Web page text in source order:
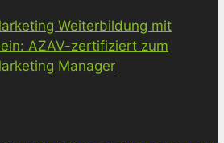
Weiterbildung mit
AZAV-zertifiziert zum
Manager